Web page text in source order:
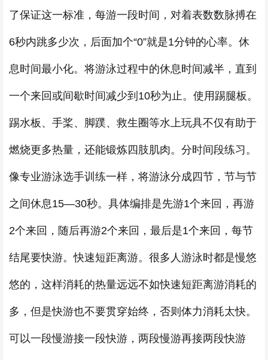
了保证这一标准，每游一段时间，对着表数数脉搏在
6秒内跳多少次，后面加个“0”就是1分钟的心率。休
息时间最小化。将游泳过程中的休息时间减半，直到
一个来回或间歇时间减少到10秒为止。使用踢腿板。
踢水板、手桨、脚蹼、救生圈等水上玩具不仅有助于
燃烧更多热量，还能锻炼四肢肌肉。分时间段练习。
像专业游泳选手训练一样，将游泳分成四节，节与节
之间休息15—30秒。具体编排是先游1个来回，再游
2个来回，随后再游2个来回，最后是1个来回，每节
结尾要快游。快速短距离游。很多人游泳时都是慢悠
悠的，这样消耗的热量远远不如快速短距离游消耗的
多，但是快游也不要贯穿始终，否则体力消耗太快。
可以一段慢游接一段快游，两段慢游再接两段快游